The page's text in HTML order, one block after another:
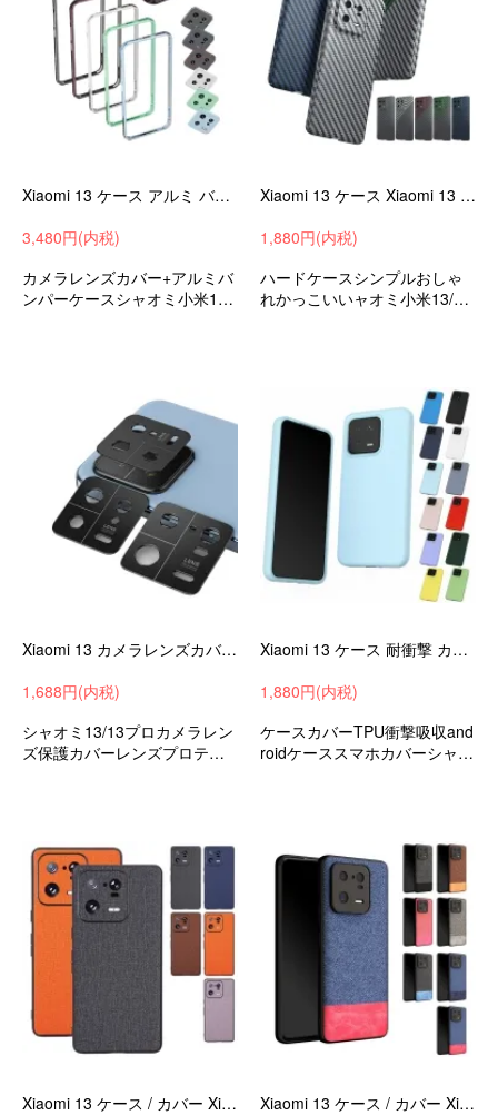
Xiaomi 13 ケース アルミ バンパー Xiaomi 13 Pro カメラレンズカバー付き ケース/カバー かっこいい アルミバンパー
3,480円(内税)
カメラレンズカバー+アルミバ
ンパーケースシャオミ小米13/
Xiaomi 13 ケース Xiaomi 13 pro カバー ハードケース シャオミ 小米 13/13 プロ アンドロイド スマートフォン/スマフォ/スマホケース/カバー シャオミー
1,880円(内税)
ハードケースシンプルおしゃ
れかっこいいャオミ小米13/13
Xiaomi 13 カメラレンズカバー Xiaomi 13 Pro アルミカバー シャオミ 小米 13/13 プロ メタルカバー レンズカバー
1,688円(内税)
シャオミ13/13プロカメラレン
ズ保護カバーレンズプロテク
Xiaomi 13 ケース 耐衝撃 カバー Xiaomi 13 pro ソフトケース シャオミ 小米 13/13 プロ
1,880円(内税)
ケースカバーTPU衝撃吸収and
roidケーススマホカバーシャオ
Xiaomi 13 ケース / カバー Xiaomi 13 pro キャンバス調 ストラップ穴 シャオミ 小米 13/13 プロ
Xiaomi 13 ケース / カバー Xiaomi 13 pro キャンバス調 PUレザー ストラップ穴 シャオミ 小米 13/13 プロ